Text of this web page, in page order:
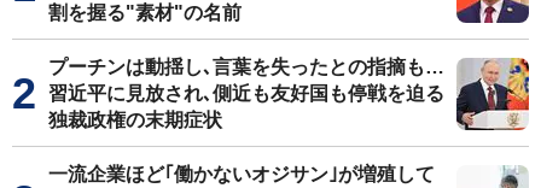
割を握る"素材"の名前
プーチンは動揺し､言葉を失ったとの指摘も…
習近平に見放され､側近も友好国も停戦を迫る
独裁政権の末期症状
一流企業ほど｢働かないオジサン｣が増殖して